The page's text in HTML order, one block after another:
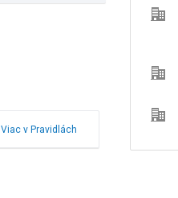
Viac v Pravidlách